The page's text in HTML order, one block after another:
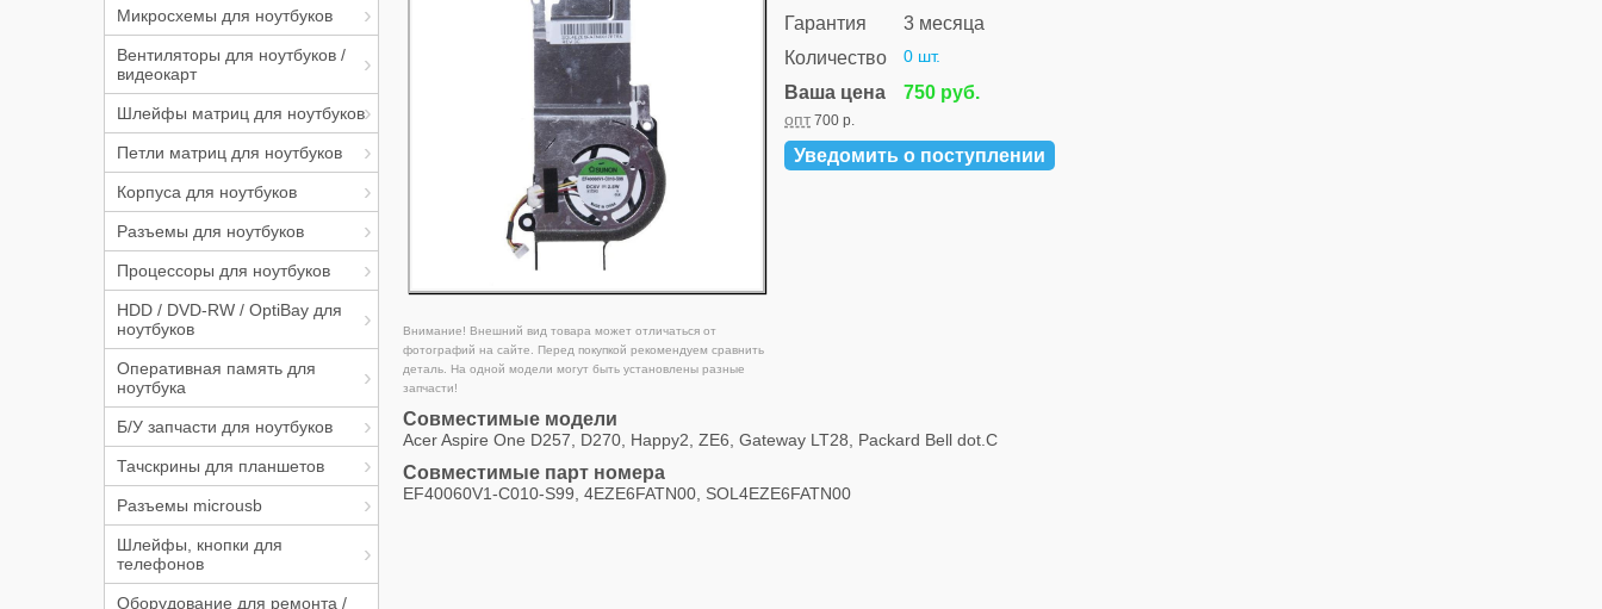
Микросхемы для ноутбуков
Вентиляторы для ноутбуков /
видеокарт
Шлейфы матриц для ноутбуков
Петли матриц для ноутбуков
Корпуса для ноутбуков
Разъемы для ноутбуков
Процессоры для ноутбуков
HDD / DVD-RW / OptiBay для
ноутбуков
Оперативная память для
ноутбука
Б/У запчасти для ноутбуков
Тачскрины для планшетов
Разъемы microusb
Шлейфы, кнопки для
телефонов
Оборудование для ремонта /
Внимание! Внешний вид товара может отличаться от
фотографий на сайте. Перед покупкой рекомендуем сравнить
деталь. На одной модели могут быть установлены разные
запчасти!
Гарантия
3 месяца
Количество
0 шт.
Ваша цена 750 руб.
опт 700 р.
Уведомить о поступлении
Совместимые модели
Acer Aspire One D257, D270, Happy2, ZE6, Gateway LT28, Packard Bell dot.C
Совместимые парт номера
EF40060V1-C010-S99, 4EZE6FATN00, SOL4EZE6FATN00